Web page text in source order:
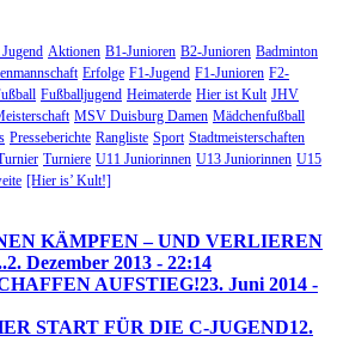
Aktionen B1-Junioren B2-Junioren Badminton
Erfolge F1-Jugend F1-Junioren F2-
Fußballjugend Heimaterde Hier ist Kult JHV
MSV Duisburg Damen Mädchenfußball
Presseberichte Rangliste Sport Stadtmeisterschaften
Turniere U11 Juniorinnen U13 Juniorinnen U15
[Hier is’ Kult!]
KÄMPFEN – UND VERLIEREN
2. Dezember 2013 - 22:14
AUFSTIEG!23. Juni 2014 -
START FÜR DIE C-JUGEND12.